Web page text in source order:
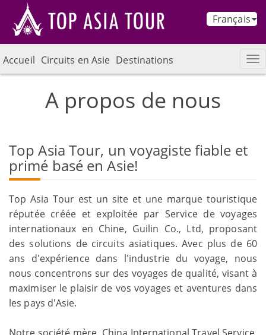
Français
Accueil Circuits en Asie Destinations
A propos de nous
Top Asia Tour, un voyagiste fiable et
primé basé en Asie!
Top Asia Tour est un site et une marque touristique
réputée créée et exploitée par Service de voyages
internationaux en Chine, Guilin Co., Ltd, proposant
des solutions de circuits asiatiques. Avec plus de 60
ans d'expérience dans l'industrie du voyage, nous
nous concentrons sur des voyages de qualité, visant à
maximiser le plaisir de vos voyages et aventures dans
les pays d'Asie.